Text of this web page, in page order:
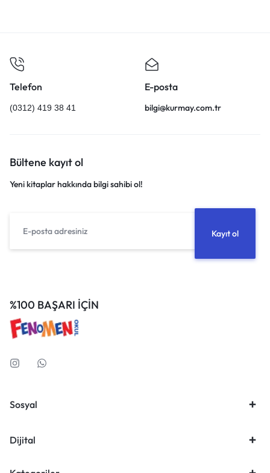
Telefon
(0312) 419 38 41
E-posta
bilgi@kurmay.com.tr
Bültene kayıt ol
Yeni kitaplar hakkında bilgi sahibi ol!
%100 BAŞARI İÇİN
Sosyal
Dijital